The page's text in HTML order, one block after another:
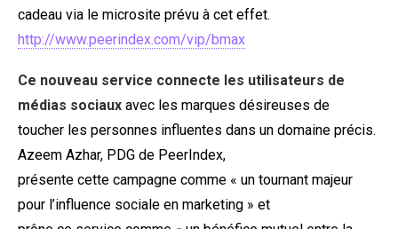
cadeau via le microsite prévu à cet effet.
http://www.peerindex.com/vip/bmax
Ce nouveau service connecte les utilisateurs de
médias sociaux avec les marques désireuses de
toucher les personnes influentes dans un domaine précis.
Azeem Azhar, PDG de PeerIndex,
présente cette campagne comme « un tournant majeur
pour l’influence sociale en marketing » et